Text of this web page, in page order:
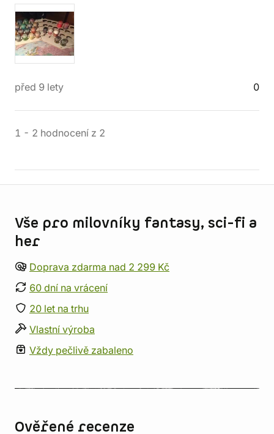
před 9 lety 0
1 - 2 hodnocení z 2
Vše pro milovníky fantasy, sci-fi a
her
Doprava zdarma nad 2 299 Kč
60 dní na vrácení
20 let na trhu
Vlastní výroba
Vždy pečlivě zabaleno
Ověřené recenze